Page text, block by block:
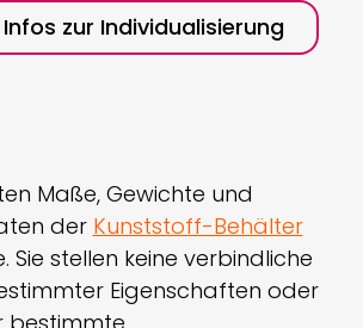
zur Individualisierung
Maße, Gewichte und
der Kunststoff-Behälter
Sie stellen keine verbindliche
Eigenschaften oder